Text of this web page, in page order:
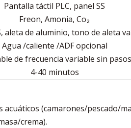
Pantalla táctil PLC, panel SS
Freon, Amonia, Co₂
aleta de aluminio, tono de aleta
Agua /caliente /ADF opcional
de frecuencia variable sin pasos
4-40 minutos
(camarones/pescado/
crema).